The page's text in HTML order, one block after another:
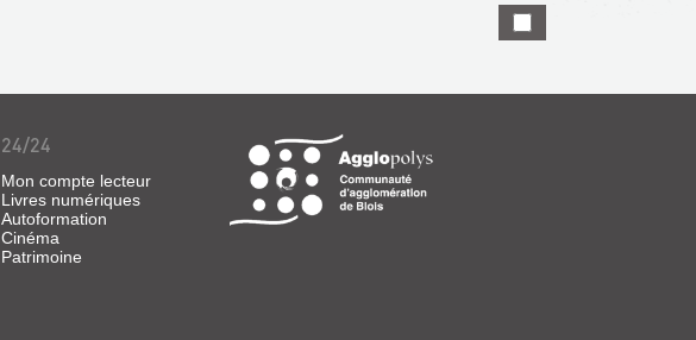
24/24
Mon compte lecteur
Livres numériques
Autoformation
Cinéma
Patrimoine